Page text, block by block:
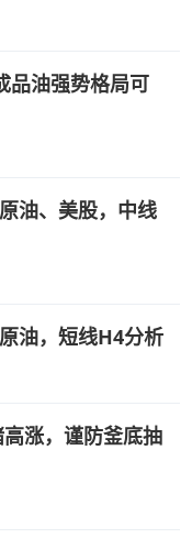
品油强势格局可
油、美股，中线
油，短线H4分析
涨，谨防釜底抽